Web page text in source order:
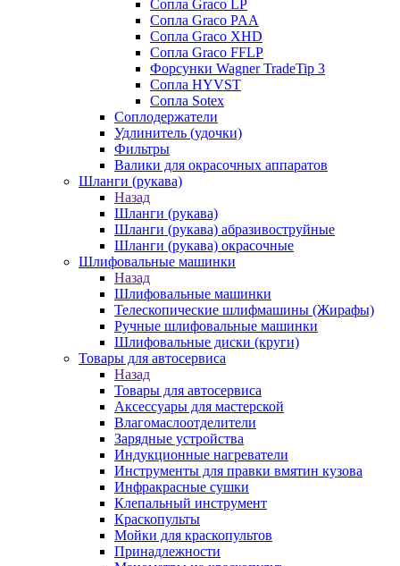
Сопла Graco LP
Сопла Graco PAA
Сопла Graco XHD
Сопла Graco FFLP
Форсунки Wagner TradeTip 3
Сопла HYVST
Сопла Sotex
Соплодержатели
Удлинитель (удочки)
Фильтры
Валики для окрасочных аппаратов
Шланги (рукава)
Назад
Шланги (рукава)
Шланги (рукава) абразивоструйные
Шланги (рукава) окрасочные
Шлифовальные машинки
Назад
Шлифовальные машинки
Телескопические шлифмашины (Жирафы)
Ручные шлифовальные машинки
Шлифовальные диски (круги)
Товары для автосервиса
Назад
Товары для автосервиса
Аксессуары для мастерской
Влагомаслоотделители
Зарядные устройства
Индукционные нагреватели
Инструменты для правки вмятин кузова
Инфракрасные сушки
Клепальный инструмент
Краскопульты
Мойки для краскопультов
Принадлежности